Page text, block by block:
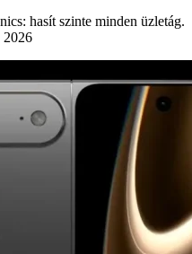
hasít szinte minden üzletág.
2026